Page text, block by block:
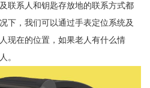
联系人和钥匙存放地的联系方式都
下，我们可以通过手表定位系统及
现在的位置，如果老人有什么情
。